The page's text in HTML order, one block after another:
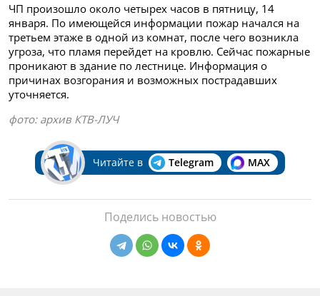
ЧП произошло около четырех часов в пятницу, 14
января. По имеющейся информации пожар начался на
третьем этаже в одной из комнат, после чего возникла
угроза, что пламя перейдет на кровлю. Сейчас пожарные
проникают в здание по лестнице. Информация о
причинах возгорания и возможных пострадавших
уточняется.
фото: архив КТВ-ЛУЧ
Читайте в Telegram MAX
Поделись новостью